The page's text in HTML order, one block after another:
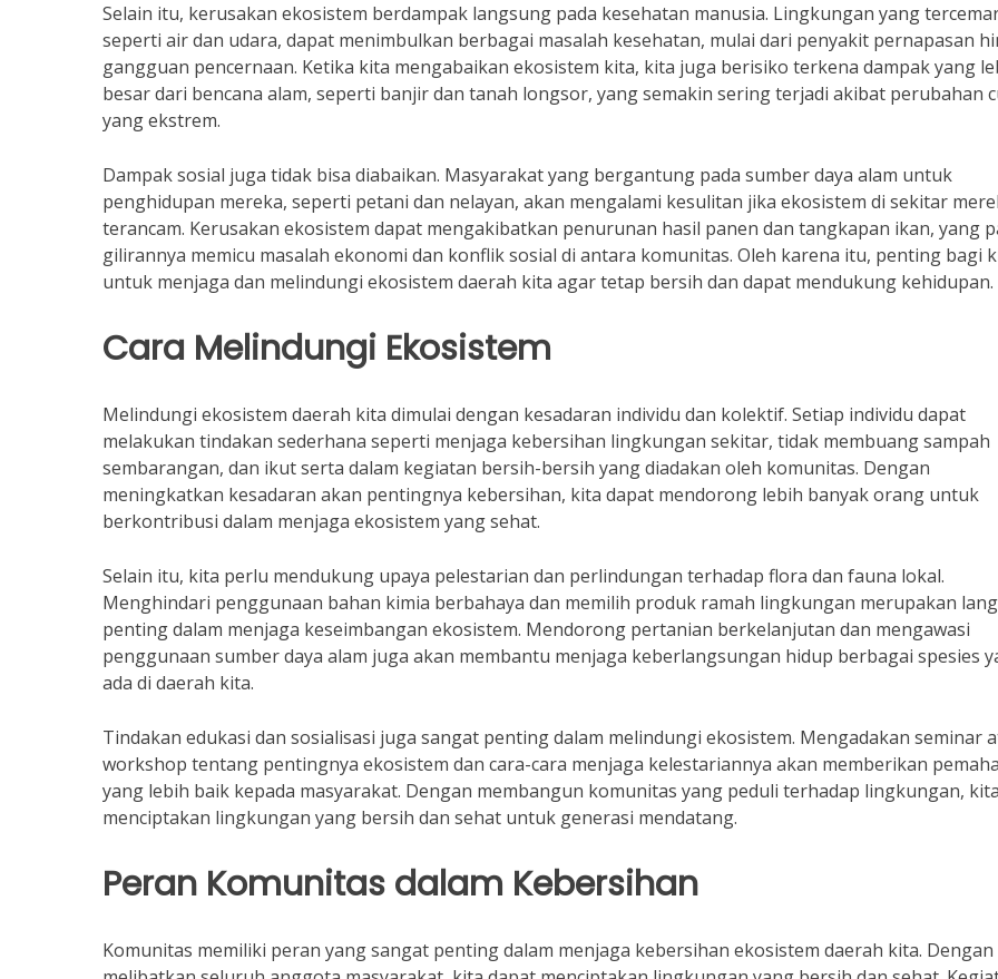
Selain itu, kerusakan ekosistem berdampak langsung pada kesehatan manusia. Lingkungan yang
seperti air dan udara, dapat menimbulkan berbagai masalah kesehatan, mulai dari penyakit pernapasan
gangguan pencernaan. Ketika kita mengabaikan ekosistem kita, kita juga berisiko terkena dampak yang
besar dari bencana alam, seperti banjir dan tanah longsor, yang semakin sering terjadi akibat perubahan
yang ekstrem.
Dampak sosial juga tidak bisa diabaikan. Masyarakat yang bergantung pada sumber daya alam untuk
penghidupan mereka, seperti petani dan nelayan, akan mengalami kesulitan jika ekosistem di sekitar
terancam. Kerusakan ekosistem dapat mengakibatkan penurunan hasil panen dan tangkapan ikan, yang
gilirannya memicu masalah ekonomi dan konflik sosial di antara komunitas. Oleh karena itu, penting bagi
untuk menjaga dan melindungi ekosistem daerah kita agar tetap bersih dan dapat mendukung kehidupan.
Cara Melindungi Ekosistem
Melindungi ekosistem daerah kita dimulai dengan kesadaran individu dan kolektif. Setiap individu dapat
melakukan tindakan sederhana seperti menjaga kebersihan lingkungan sekitar, tidak membuang sampah
sembarangan, dan ikut serta dalam kegiatan bersih-bersih yang diadakan oleh komunitas. Dengan
meningkatkan kesadaran akan pentingnya kebersihan, kita dapat mendorong lebih banyak orang untuk
berkontribusi dalam menjaga ekosistem yang sehat.
Selain itu, kita perlu mendukung upaya pelestarian dan perlindungan terhadap flora dan fauna lokal.
Menghindari penggunaan bahan kimia berbahaya dan memilih produk ramah lingkungan merupakan
penting dalam menjaga keseimbangan ekosistem. Mendorong pertanian berkelanjutan dan mengawasi
penggunaan sumber daya alam juga akan membantu menjaga keberlangsungan hidup berbagai spesies
ada di daerah kita.
Tindakan edukasi dan sosialisasi juga sangat penting dalam melindungi ekosistem. Mengadakan seminar
workshop tentang pentingnya ekosistem dan cara-cara menjaga kelestariannya akan memberikan
yang lebih baik kepada masyarakat. Dengan membangun komunitas yang peduli terhadap lingkungan,
menciptakan lingkungan yang bersih dan sehat untuk generasi mendatang.
Peran Komunitas dalam Kebersihan
Komunitas memiliki peran yang sangat penting dalam menjaga kebersihan ekosistem daerah kita. Dengan